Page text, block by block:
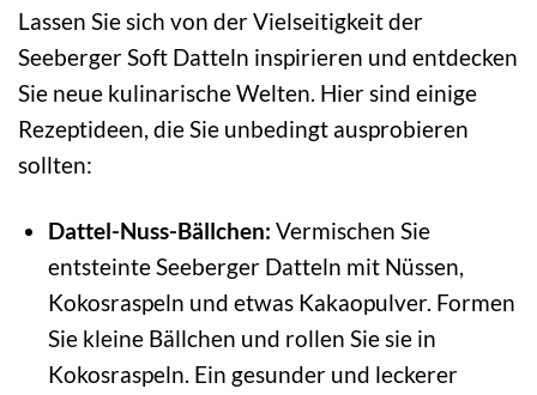
Lassen Sie sich von der Vielseitigkeit der
Seeberger Soft Datteln inspirieren und entdecken
Sie neue kulinarische Welten. Hier sind einige
Rezeptideen, die Sie unbedingt ausprobieren
sollten:
Dattel-Nuss-Bällchen: Vermischen Sie
entsteinte Seeberger Datteln mit Nüssen,
Kokosraspeln und etwas Kakaopulver. Formen
Sie kleine Bällchen und rollen Sie sie in
Kokosraspeln. Ein gesunder und leckerer